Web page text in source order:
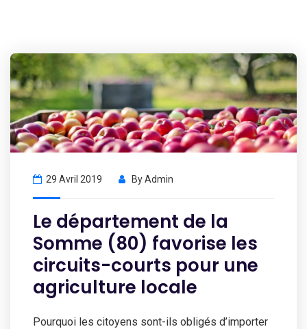
29 Avril 2019 ByAdmin
Le département de la
Somme (80) favorise les
circuits-courts pour une
agriculture locale
Pourquoi les citoyens sont-ils obligés d’importer